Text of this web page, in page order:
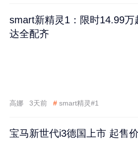
smart新精灵1：限时14.99万
达全配齐
高娜 3天前 # smart精灵#1
宝马新世代i3德国上市 起售